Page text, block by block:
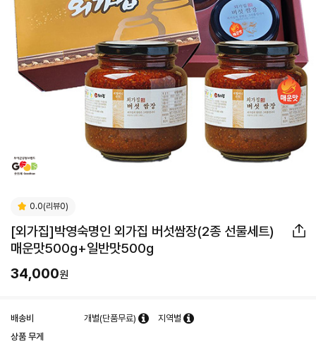
0.0(리뷰0)
[외가집]박영숙명인 외가집 버섯쌈장(2종 선물세트)
매운맛500g+일반맛500g
34,000원
배송비 개별(단품무료)
지역별
상품 무게